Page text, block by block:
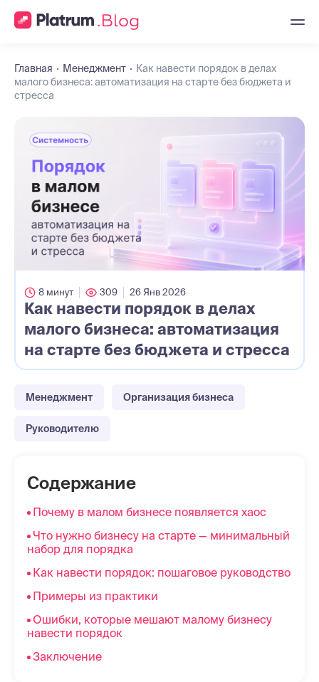
Главная Менеджмент
Как навести порядок в делах
малого бизнеса: автоматизация на старте без бюджета и
стресса
Как навести порядок в делах
малого бизнеса: автоматизация
на старте без бюджета и стресса
8 минут 309 26 Янв 2026
Менеджмент Организация бизнеса
Руководителю
Содержание
Почему в малом бизнесе появляется хаос
Что нужно бизнесу на старте — минимальный
набор для порядка
Как навести порядок: пошаговое руководство
Примеры из практики
Ошибки, которые мешают малому бизнесу
навести порядок
Заключение